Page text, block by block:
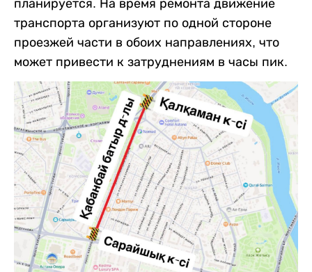
планируется. На время ремонта движение
транспорта организуют по одной стороне
проезжей части в обоих направлениях, что
может привести к затруднениям в часы пик.